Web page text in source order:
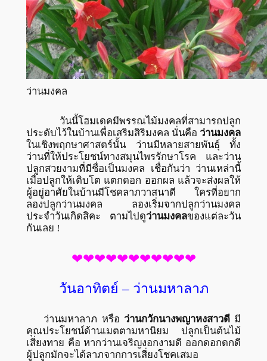
ว่านมงคล
วันนี้โฮมเดคมีพรรณไม้มงคลที่สามารถปลูก
ประดับไว้ในบ้านเพื่อเสริมสิริมงคล นั่นคือว่านมงคล
ในเชิงพฤกษาศาสตร์นั้น ว่านมีหลายสายพันธุ์ ทั้ง
ว่านที่ให้ประโยชน์ทางสมุนไพรรักษาโรค และว่าน
ปลูกสวยงามที่มีชื่อเป็นมงคล เชื่อกันว่า ว่านเหล่านี้
เมื่อปลูกให้เติบโต แตกดอก ออกผล แล้วจะส่งผลให้
ผู้อยู่อาศัยในบ้านมีโชคลาภวาสนาดี ใครที่อยาก
ลองปลูกว่านมงคล ลองเริ่มจากปลูกว่านมงคล
ประจำวันเกิดสิคะ ตามไปดูว่านมงคลของแต่ละวัน
กันเลย !
❤❤❤❤❤❤❤❤❤❤❤
วันอาทิตย์ – ว่านมหาลาภ
ว่านมหาลาภ หรือ ว่านกวักนางพญาหงสาวดีมี
คุณประโยชน์ด้านเมตตามหานิยม ปลูกเป็นต้นไม้
เสี่ยงทาย คือ หากว่านเจริญงอกงามดี ออกดอกดกดี
ผู้ปลูกมักจะได้ลาภจากการเสี่ยงโชคเสมอ